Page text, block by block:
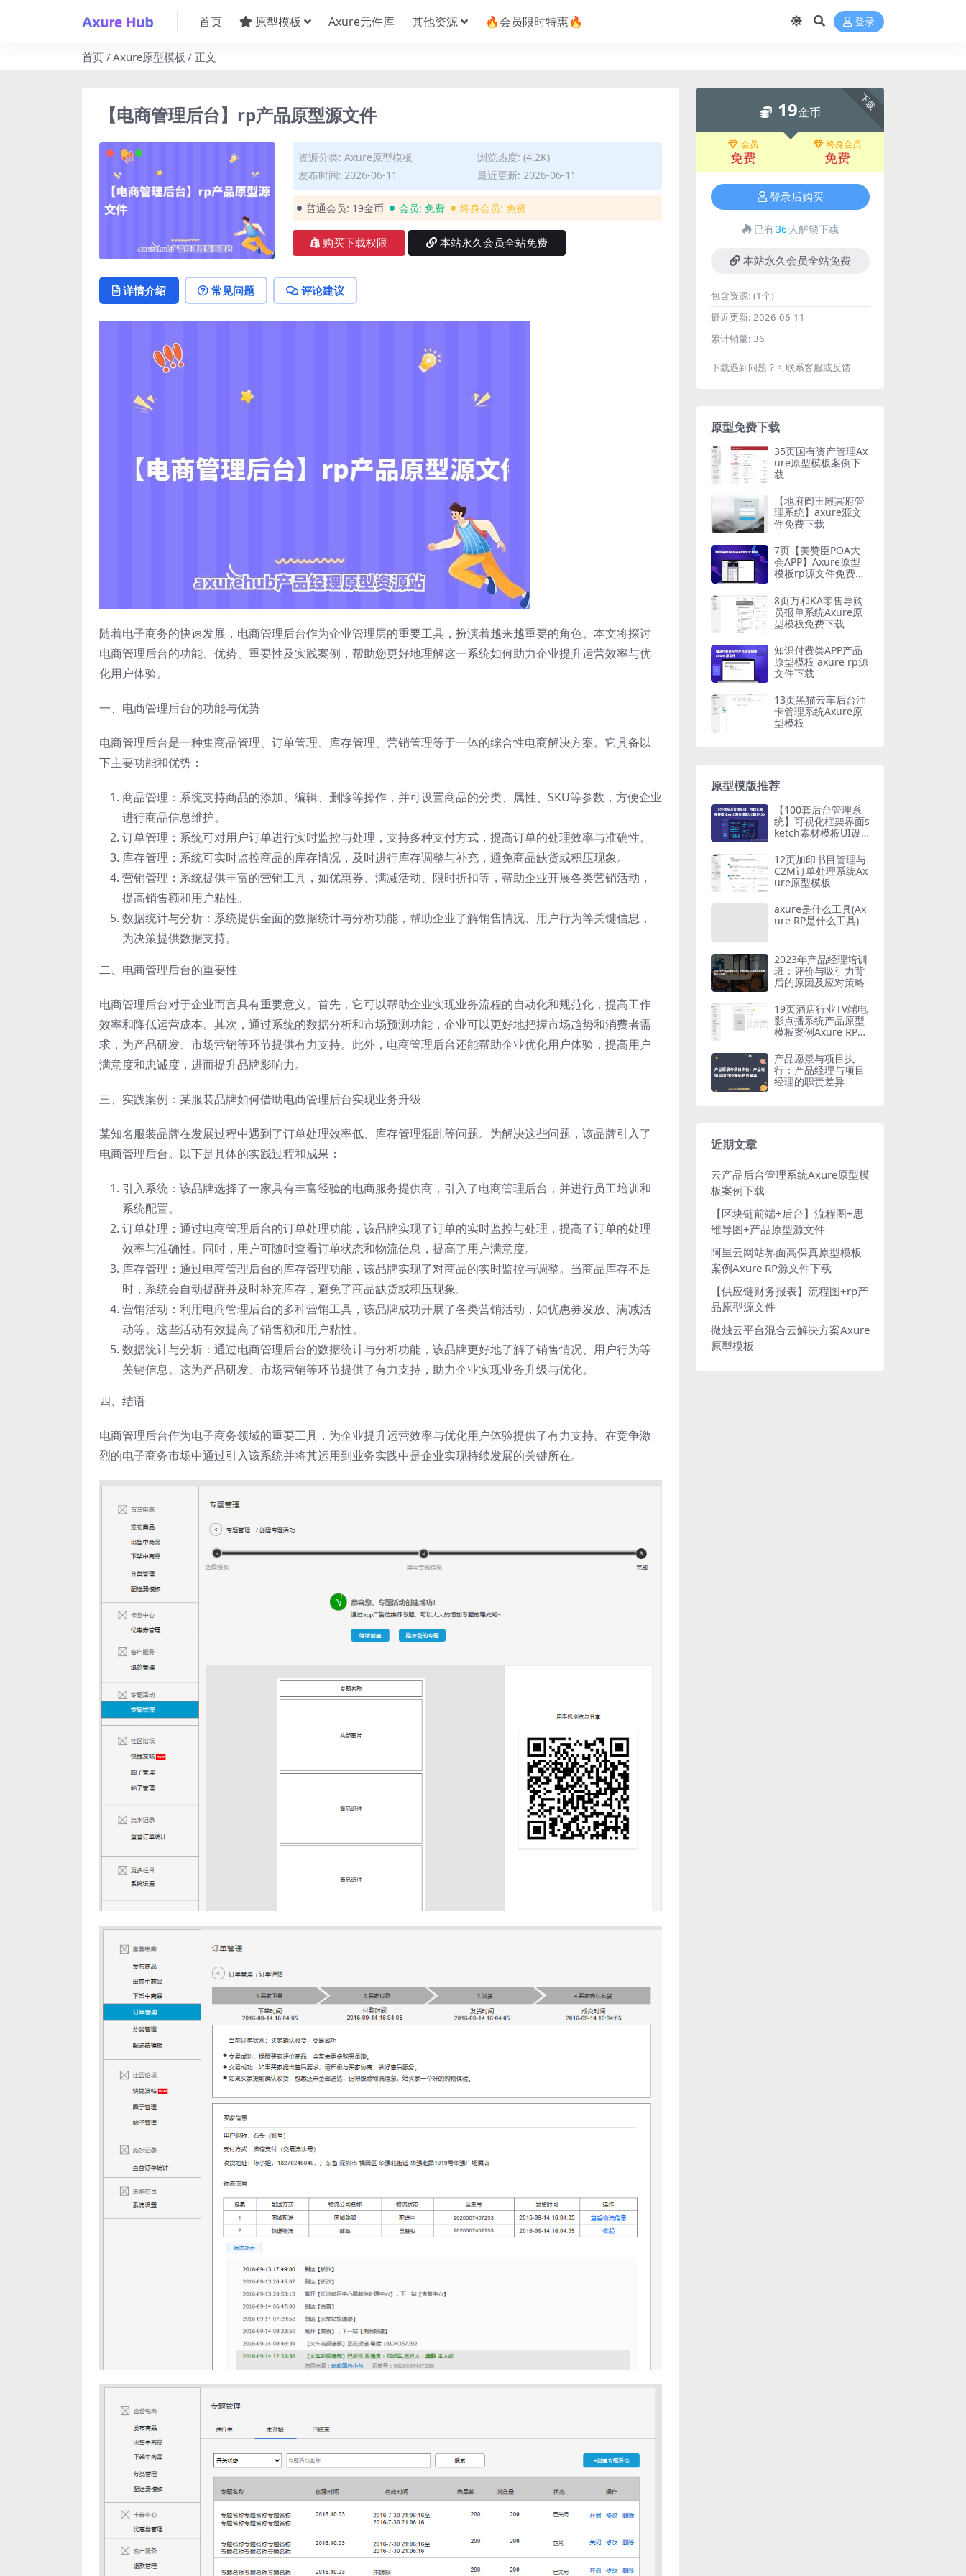
首页 原型模板 Axure元件库 其他资源 🔥会员限时特惠🔥 登录
首页 Axure原型模板 正文
【电商管理后台】rp产品原型源文件
资源分类: Axure原型模板
浏览热度: (4.2K)
发布时间: 2026-06-11
最近更新: 2026-06-11
普通会员: 19金币 会员: 免费 终身会员: 免费
购买下载权限 本站永久会员全站免费
详情介绍 常见问题 评论建议
随着电子商务的快速发展，电商管理后台作为企业管理层的重要工具，扮演着越来越重要的角色。本文将探讨
电商管理后台的功能、优势、重要性及实践案例，帮助您更好地理解这一系统如何助力企业提升运营效率与优
化用户体验。
一、电商管理后台的功能与优势
电商管理后台是一种集商品管理、订单管理、库存管理、营销管理等于一体的综合性电商解决方案。它具备以
下主要功能和优势：
商品管理：系统支持商品的添加、编辑、删除等操作，并可设置商品的分类、属性、SKU等参数，方便企业
进行商品信息维护。
订单管理：系统可对用户订单进行实时监控与处理，支持多种支付方式，提高订单的处理效率与准确性。
库存管理：系统可实时监控商品的库存情况，及时进行库存调整与补充，避免商品缺货或积压现象。
营销管理：系统提供丰富的营销工具，如优惠券、满减活动、限时折扣等，帮助企业开展各类营销活动，
提高销售额和用户粘性。
数据统计与分析：系统提供全面的数据统计与分析功能，帮助企业了解销售情况、用户行为等关键信息，
为决策提供数据支持。
二、电商管理后台的重要性
电商管理后台对于企业而言具有重要意义。首先，它可以帮助企业实现业务流程的自动化和规范化，提高工作
效率和降低运营成本。其次，通过系统的数据分析和市场预测功能，企业可以更好地把握市场趋势和消费者需
求，为产品研发、市场营销等环节提供有力支持。此外，电商管理后台还能帮助企业优化用户体验，提高用户
满意度和忠诚度，进而提升品牌影响力。
三、实践案例：某服装品牌如何借助电商管理后台实现业务升级
某知名服装品牌在发展过程中遇到了订单处理效率低、库存管理混乱等问题。为解决这些问题，该品牌引入了
电商管理后台。以下是具体的实践过程和成果：
引入系统：该品牌选择了一家具有丰富经验的电商服务提供商，引入了电商管理后台，并进行员工培训和
系统配置。
订单处理：通过电商管理后台的订单处理功能，该品牌实现了订单的实时监控与处理，提高了订单的处理
效率与准确性。同时，用户可随时查看订单状态和物流信息，提高了用户满意度。
库存管理：通过电商管理后台的库存管理功能，该品牌实现了对商品的实时监控与调整。当商品库存不足
时，系统会自动提醒并及时补充库存，避免了商品缺货或积压现象。
营销活动：利用电商管理后台的多种营销工具，该品牌成功开展了各类营销活动，如优惠券发放、满减活
动等。这些活动有效提高了销售额和用户粘性。
数据统计与分析：通过电商管理后台的数据统计与分析功能，该品牌更好地了解了销售情况、用户行为等
关键信息。这为产品研发、市场营销等环节提供了有力支持，助力企业实现业务升级与优化。
四、结语
电商管理后台作为电子商务领域的重要工具，为企业提升运营效率与优化用户体验提供了有力支持。在竞争激
烈的电子商务市场中通过引入该系统并将其运用到业务实践中是企业实现持续发展的关键所在。
下载
19金币
会员
免费
终身会员
免费
登录后购买
已有36 人解锁下载
本站永久会员全站免费
包含资源: (1个)
最近更新: 2026-06-11
累计销量: 36
下载遇到问题？可联系客服或反馈
原型免费下载
35页国有资产管理Ax
ure原型模板案例下
载
【地府阎王殿冥府管
理系统】axure源文
件免费下载
7页【美赞臣POA大
会APP】Axure原型
模板rp源文件免费下
8页万和KA零售导购
员报单系统Axure原
型模板免费下载
知识付费类APP产品
原型模板 axure rp源
文件下载
13页黑猫云车后台油
卡管理系统Axure原
型模板
原型模版推荐
【100套后台管理系
统】可视化框架界面s
ketch素材模板UI设
件
12页加印书目管理与
C2M订单处理系统Ax
ure原型模板
axure是什么工具(Ax
ure RP是什么工具)
2023年产品经理培训
班：评价与吸引力背
后的原因及应对策略
19页酒店行业TV端电
影点播系统产品原型
模板案例Axure RP源
产品愿景与项目执
行：产品经理与项目
经理的职责差异
近期文章
云产品后台管理系统Axure原型模
板案例下载
【区块链前端+后台】流程图+思
维导图+产品原型源文件
阿里云网站界面高保真原型模板
案例Axure RP源文件下载
【供应链财务报表】流程图+rp产
品原型源文件
微烛云平台混合云解决方案Axure
原型模板